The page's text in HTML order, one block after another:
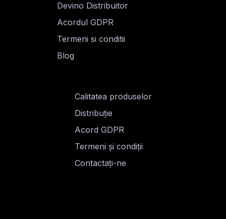
Devino Distribuitor
Acordul GDPR
Termeni si conditii
Blog
Calitatea produselor
Distribuție
Acord GDPR
Termeni și condiții
Contactați-ne